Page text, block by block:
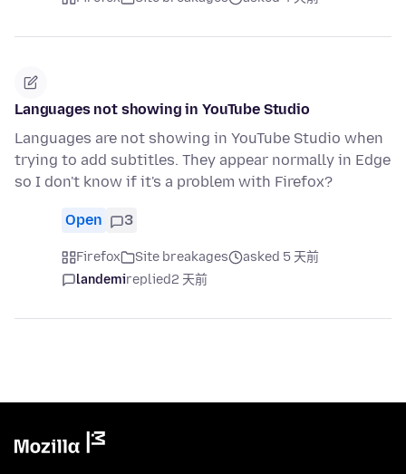
Languages not showing in YouTube Studio
Languages are not showing in YouTube Studio when
trying to add subtitles. They appear normally in Edge
so I don't know if it's a problem with Firefox?
Open 3
Firefox Site breakages
asked 5 天前
landemireplied2 天前